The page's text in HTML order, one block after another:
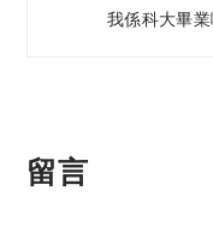
我係科大畢業
留言